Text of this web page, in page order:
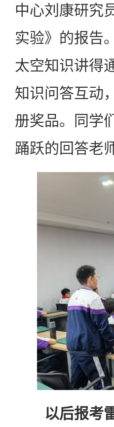
中心刘康研究
实验》的报告
太空知识讲得
知识问答互动
册奖品。同学
踊跃的回答老
以后报考